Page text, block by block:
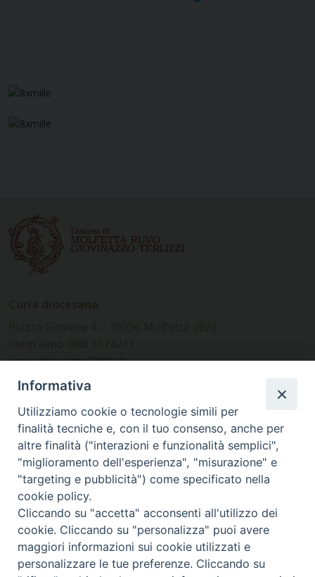
www.diocesimolfetta.it –
diocesimolfetta@pec.chiesacattolica.it
Ufficio Comunicazioni sociali
Piazza Giovene 4 – 70056 Molfetta (BA)
comunicazionisociali@diocesimolfetta.it
SEGUICI SU
Facebook
Instagram
X YouTube
Feed
Informativa
Utilizziamo cookie o tecnologie simili per
finalità tecniche e, con il tuo consenso, anche per
altre finalità ("interazioni e funzionalità semplici",
"miglioramento dell'esperienza", "misurazione" e
"targeting e pubblicità") come specificato nella
cookie policy.
Cliccando su "accetta" acconsenti all'utilizzo dei
cookie. Cliccando su "personalizza" puoi avere
maggiori informazioni sui cookie utilizzati e
personalizzare le tue preferenze. Cliccando su